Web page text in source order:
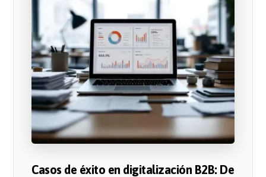
Casos de éxito en digitalización B2B: De